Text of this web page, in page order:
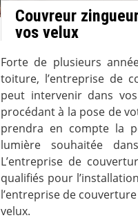
Couvreur
vos velux
Forte de plusieurs
toiture, l’entreprise de
peut intervenir dans
procédant à la pose de
prendra en compte la
lumière souhaitée
L’entreprise de
qualifiés pour
l’entreprise de
velux.